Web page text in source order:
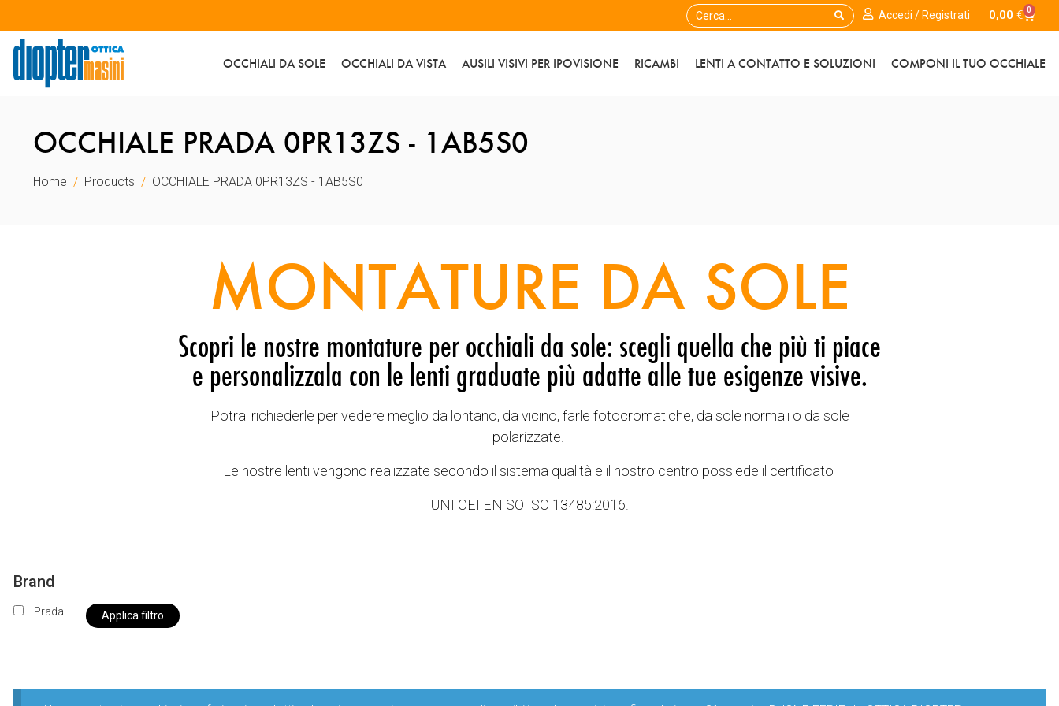
Accedi / Registrati 0,00 € 0
OCCHIALI DA SOLE OCCHIALI DA VISTA AUSILI VISIVI PER IPOVISIONE RICAMBI LENTI A CONTATTO E SOLUZIONI COMPONI IL TUO OCCHIALE
OCCHIALE PRADA 0PR13ZS - 1AB5S0
Home Products OCCHIALE PRADA 0PR13ZS - 1AB5S0
MONTATURE DA SOLE
Scopri le nostre montature per occhiali da sole: scegli quella che più ti piace
e personalizzala con le lenti graduate più adatte alle tue esigenze visive.
Potrai richiederle per vedere meglio da lontano, da vicino, farle fotocromatiche, da sole normali o da sole
polarizzate.
Le nostre lenti vengono realizzate secondo il sistema qualità e il nostro centro possiede il certificato
UNI CEI EN SO ISO 13485:2016.
Brand
Prada Applica filtro